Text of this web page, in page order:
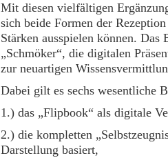
Mit diesen vielfältigen
sich beide Formen der
Stärken ausspielen können.
„Schmöker“, die digitalen
zur neuartigen
Dabei gilt es sechs wesentliche
1.) das „Flipbook“ als digitale
2.) die kompletten
Darstellung basiert,